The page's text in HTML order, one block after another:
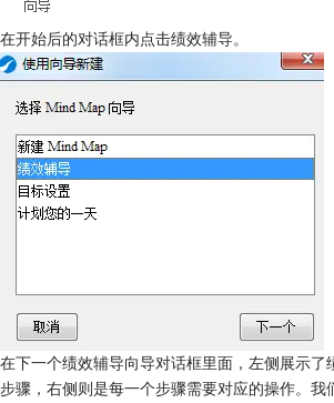
在开始后的对话框内点击绩效辅导。
在下一个绩效辅导向导对话框里面，左侧展示了
步骤，右侧则是每一个步骤需要对应的操作。我